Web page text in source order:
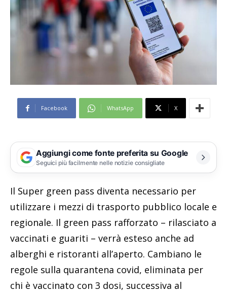
Facebook WhatsApp X
Aggiungi come fonte preferita su Google
Seguici più facilmente nelle notizie consigliate
Il Super green pass diventa necessario per
utilizzare i mezzi di trasporto pubblico locale e
regionale. Il green pass rafforzato – rilasciato a
vaccinati e guariti – verrà esteso anche ad
alberghi e ristoranti all’aperto. Cambiano le
regole sulla quarantena covid, eliminata per
chi è vaccinato con 3 dosi, successiva al